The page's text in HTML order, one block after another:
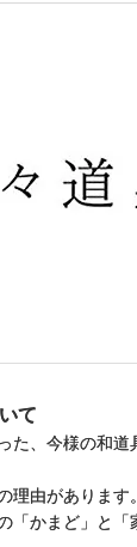
て
た、今様の和
理由がありま
かまど」と「